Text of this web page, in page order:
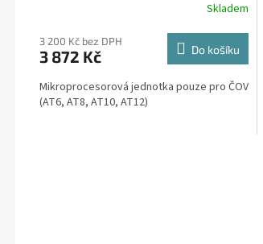
Skladem
3 200 Kč bez DPH
3 872 Kč Do košíku
Mikroprocesorová jednotka pouze pro ČOV
(AT6, AT8, AT10, AT12)